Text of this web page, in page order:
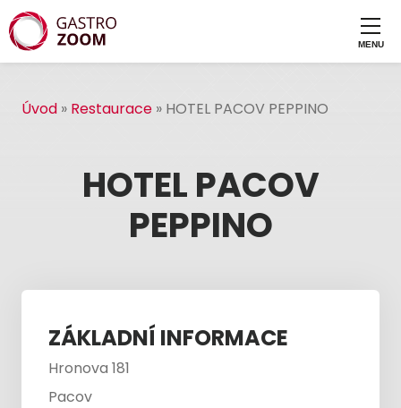
Úvod » Restaurace » HOTEL PACOV PEPPINO
HOTEL PACOV
PEPPINO
ZÁKLADNÍ INFORMACE
Hronova 181
Pacov